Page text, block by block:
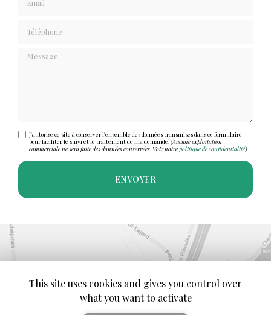
Email
Téléphone
J'autorise ce site à conserver l'ensemble des données transmises dans ce formulaire
pour faciliter le suivi et le traitement de ma demande.(Aucune exploitation
commerciale ne sera faite des données conservées. Voir notrepolitique de confidentialité)
This site uses cookies and gives you control over
what you want to activate